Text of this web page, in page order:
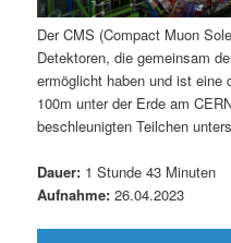
I
n
h
l
e
n
I
h
Der CMS (Compact Muon
Detektoren, die gemeinsam
ermöglicht haben und ist eine
100m unter der Erde am
beschleunigten Teilchen
Dauer: 1 Stunde 43 Minuten
Aufnahme: 26.04.2023